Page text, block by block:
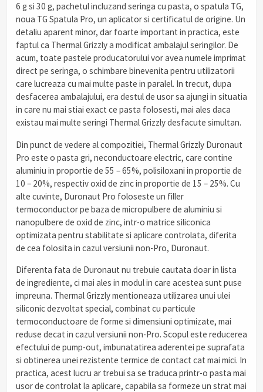
6 g si 30 g, pachetul incluzand seringa cu pasta, o spatula TG,
noua TG Spatula Pro, un aplicator si certificatul de origine. Un
detaliu aparent minor, dar foarte important in practica, este
faptul ca Thermal Grizzly a modificat ambalajul seringilor. De
acum, toate pastele producatorului vor avea numele imprimat
direct pe seringa, o schimbare binevenita pentru utilizatorii
care lucreaza cu mai multe paste in paralel. In trecut, dupa
desfacerea ambalajului, era destul de usor sa ajungi in situatia
in care nu mai stiai exact ce pasta folosesti, mai ales daca
existau mai multe seringi Thermal Grizzly desfacute simultan.
Din punct de vedere al compozitiei, Thermal Grizzly Duronaut
Pro este o pasta gri, neconductoare electric, care contine
aluminiu in proportie de 55 – 65%, polisiloxani in proportie de
10 – 20%, respectiv oxid de zinc in proportie de 15 – 25%. Cu
alte cuvinte, Duronaut Pro foloseste un filler
termoconductor pe baza de micropulbere de aluminiu si
nanopulbere de oxid de zinc, intr-o matrice siliconica
optimizata pentru stabilitate si aplicare controlata, diferita
de cea folosita in cazul versiunii non-Pro, Duronaut.
Diferenta fata de Duronaut nu trebuie cautata doar in lista
de ingrediente, ci mai ales in modul in care acestea sunt puse
impreuna. Thermal Grizzly mentioneaza utilizarea unui ulei
siliconic dezvoltat special, combinat cu particule
termoconductoare de forme si dimensiuni optimizate, mai
reduse decat in cazul versiunii non-Pro. Scopul este reducerea
efectului de pump-out, imbunatatirea aderentei pe suprafata
si obtinerea unei rezistente termice de contact cat mai mici. In
practica, acest lucru ar trebui sa se traduca printr-o pasta mai
usor de controlat la aplicare, capabila sa formeze un strat mai